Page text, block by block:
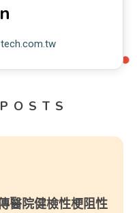
醫院健檢性梗阻性